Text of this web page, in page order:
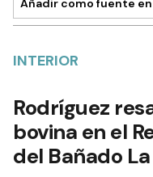
Añadir como fuente en
INTERIOR
Rodríguez
bovina en el
del Bañado